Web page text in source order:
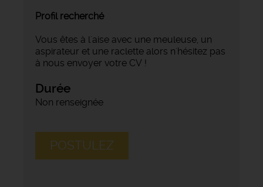
Profil recherché
Vous êtes à l'aise avec une meuleuse, un
aspirateur et une raclette alors n'hésitez pas
à nous envoyer votre CV !
Durée
Non renseignée
POSTULEZ